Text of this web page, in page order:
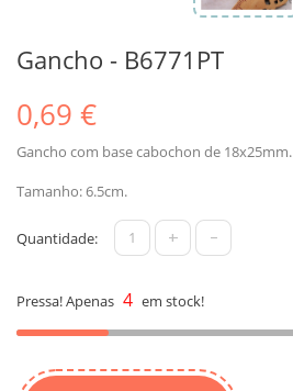
Gancho - B6771PT
0,69 €
Gancho com base cabochon de 18x25mm.
Tamanho: 6.5cm.
Quantidade: + -
Pressa! Apenas 4 em stock!